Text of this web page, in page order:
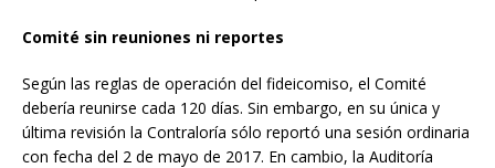
Comité sin reuniones ni reportes
Según las reglas de operación del fideicomiso, el Comité
debería reunirse cada 120 días. Sin embargo, en su única y
última revisión la Contraloría sólo reportó una sesión ordinaria
con fecha del 2 de mayo de 2017. En cambio, la Auditoría